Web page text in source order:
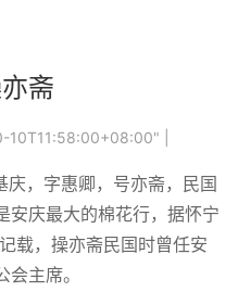
斋
10T11:58:00+08:00" |
，字惠卿，号亦斋，民国
安庆最大的棉花行，据怀宁
载，操亦斋民国时曾任安
主席。